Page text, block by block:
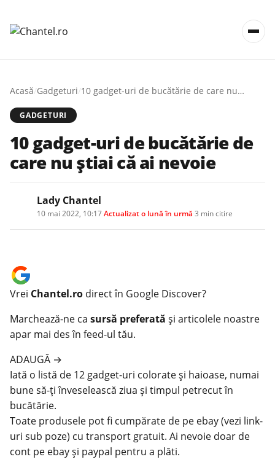
Acasă/Gadgeturi/ 10 gadget-uri de bucătărie de care nu știai că ai nevoie
GADGETURI
10 gadget-uri de bucătărie de
care nu știai că ai nevoie
Lady Chantel
10 mai 2022, 10:17Actualizato lună în urmă 3 min citire
Vrei Chantel.ro direct în Google Discover?
Marchează-ne ca sursă preferată și articolele noastre
apar mai des în feed-ul tău.
ADAUGĂ →
Iată o listă de 12 gadget-uri colorate și haioase, numai
bune să-ți înveselească ziua și timpul petrecut în
bucătărie.
Toate produsele pot fi cumpărate de pe ebay (vezi link-
uri sub poze) cu transport gratuit. Ai nevoie doar de
cont pe ebay și paypal pentru a plăti.